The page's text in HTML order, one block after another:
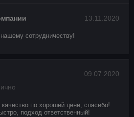
13.11.2020
сотрудничеству!
09.07.2020
по хорошей цене, спасибо!
подход ответственный!